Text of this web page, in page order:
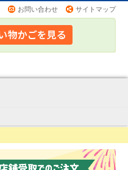
お問い合わせ サイトマップ